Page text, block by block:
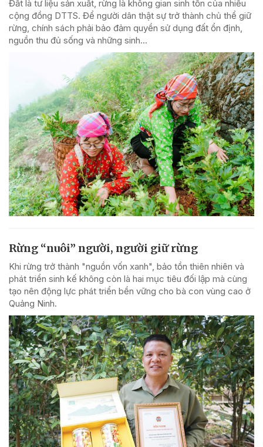
Đất là tư liệu sản xuất, rừng là không gian sinh tồn của nhiều
cộng đồng DTTS. Để người dân thật sự trở thành chủ thể giữ
rừng, chính sách phải bảo đảm quyền sử dụng đất ổn định,
nguồn thu đủ sống và những sinh...
Rừng “nuôi” người, người giữ rừng
Khi rừng trở thành "nguồn vốn xanh", bảo tồn thiên nhiên và
phát triển sinh kế không còn là hai mục tiêu đối lập mà cùng
tạo nên động lực phát triển bền vững cho bà con vùng cao ở
Quảng Ninh.